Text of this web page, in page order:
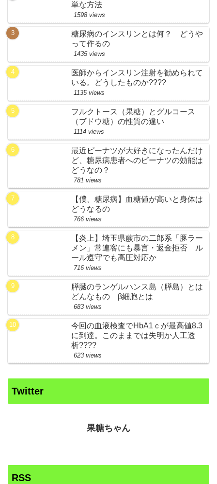
単な方法
1598 views
糖尿病のインスリンとは何？ どうや
って作るの
1435 views
医師からインスリン注射を勧められて
いる。どうしたものか????
1135 views
フルクトース（果糖）とグルコース
（ブドウ糖）の性質の違い
1114 views
最近ピーナツが大好きになったんだけ
ど、糖尿病患者へのピーナツの効能は
どうなの？
781 views
【僕、糖尿病】血糖値が高いと身体は
どうなるの
766 views
【炎上】埼玉県蕨市の二郎系「豚ラー
メン」常連客にも暴言・返金拒否 ル
ール遵守でも高圧対応か
716 views
膵臓のランゲルハンス島（膵島）とは
どんなもの β細胞とは
683 views
今回の血液検査でHbA1ｃが最高値8.3
に到達。このままでは失明か人工透
析????
623 views
Twitter
果糖ちゃん
RSS